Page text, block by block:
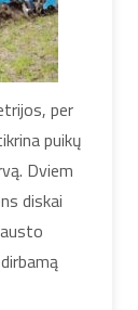
per
puikų
Dviem
diskai